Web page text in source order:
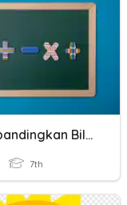
Membandingkan Bilangan Bulat
7th